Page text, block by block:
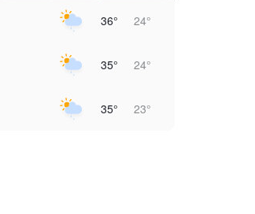
36° 24°
35° 24°
35° 23°